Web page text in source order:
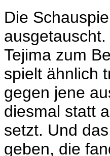
Die
Tejima zum
spielt ähnlich
gegen jene
diesmal statt
setzt. Und
geben, die